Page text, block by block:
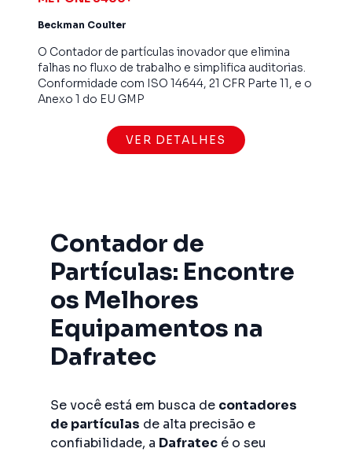
Beckman Coulter
O Contador de partículas inovador que elimina
falhas no fluxo de trabalho e simplifica auditorias.
Conformidade com ISO 14644, 21 CFR Parte 11, e o
Anexo 1 do EU GMP
VER DETALHES
Contador de
Partículas: Encontre
os Melhores
Equipamentos na
Dafratec
Se você está em busca de contadores
de partículas de alta precisão e
confiabilidade, a Dafratec é o seu